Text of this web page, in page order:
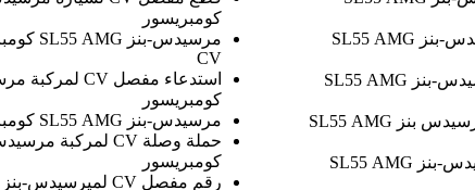
غلاف عمود التوجيه لمركبة مرسيدس-بنز SL55 AMG
ضرر في مفصل CV لسيارة مرسيدس-بنز SL55 AMG
عمود التوجيه المكسور لسيارة مرسيدس بنز SL55 AMG
استبدال مفصل CV لسيارة مرسيدس-بنز SL55 AMG
كومبريسور
CV
كومبريسور
مرسيدس-بنز SL55 AMG كومبريسور وصلة CV ممتدة
كومبريسور
رقم مفصل CV لميرسيدس-بنز SL55 AMG كومبريسور